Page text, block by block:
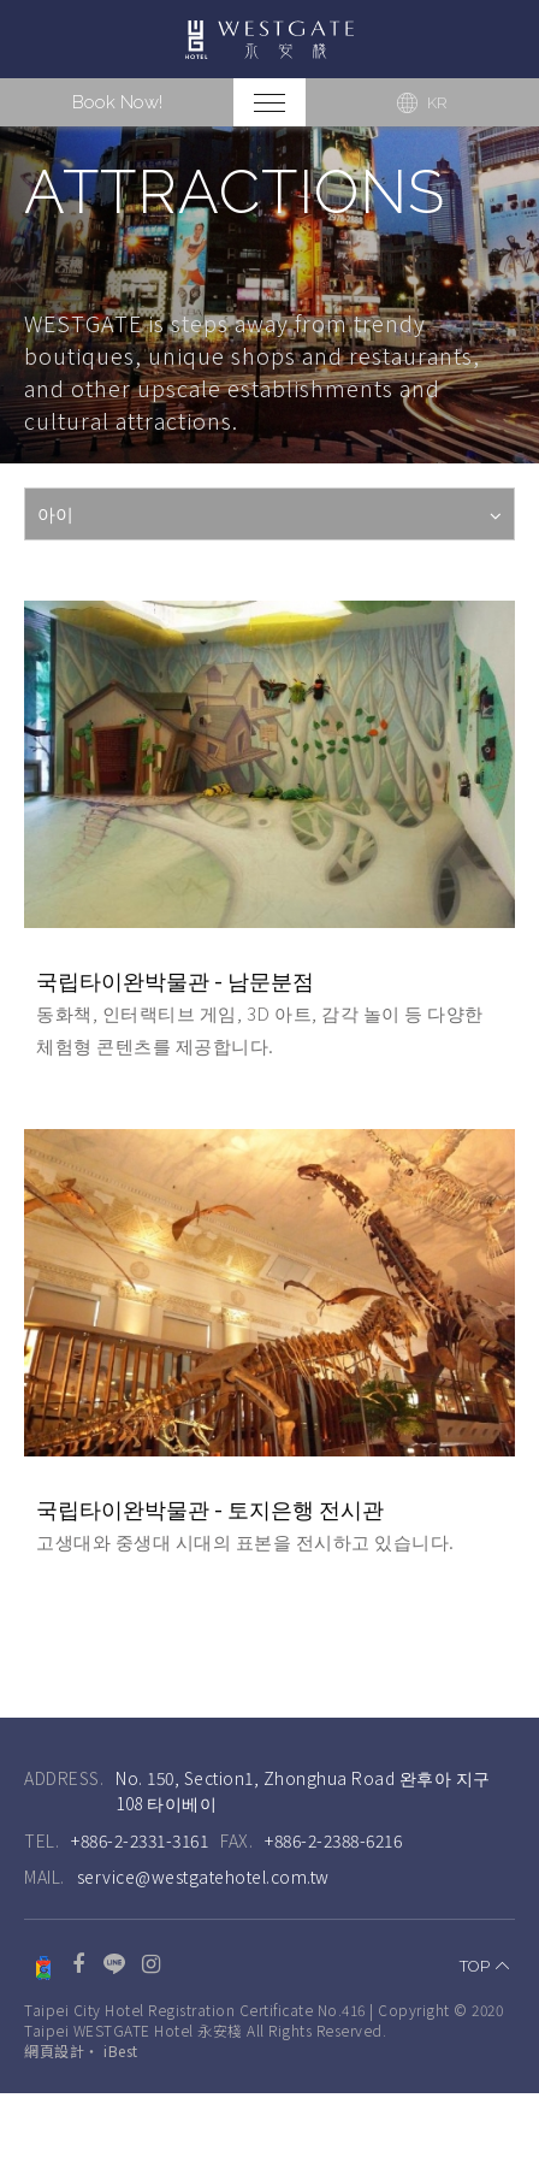
ATTRACTIONS
WESTGATE is steps away from trendy
boutiques, unique shops and restaurants,
and other upscale establishments and
cultural attractions.
아이
국립타이완박물관 - 남문분점
동화책, 인터랙티브 게임, 3D 아트, 감각 놀이 등 다양한
체험형 콘텐츠를 제공합니다.
국립타이완박물관 - 토지은행 전시관
고생대와 중생대 시대의 표본을 전시하고 있습니다.
ADDRESS. No. 150, Section1, Zhonghua Road 완후아 지구
108 타이베이
TEL. +886-2-2331-3161 FAX. +886-2-2388-6216
MAIL.
service@westgatehotel.com.tw
TOP
Taipei City Hotel Registration Certificate No.416 | Copyright © 2020
Taipei WESTGATE Hotel 永安棧 All Rights Reserved.
網頁設計 ‧ iBest
Book Now! KR